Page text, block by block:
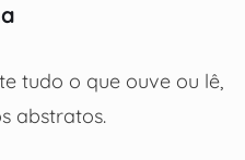
tudo o que ouve ou lê,
abstratos.